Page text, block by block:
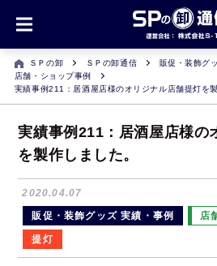
ＳＰの卸 ＳＰの卸通信
販促・装飾グ
店舗・ショップ事例
実績事例211：居酒屋店様のオリジナル店舗提灯を製
実績事例211：居酒屋店様の
を製作しました。
2020.04.07
販促・装飾グッズ 実績・事例
店
提灯